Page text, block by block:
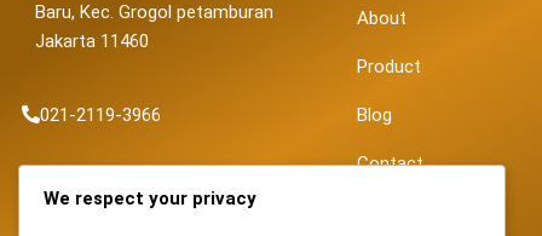
Baru, Kec. Grogol petamburan
Jakarta 11460
021-2119-3966
sales@fortunapancaransakti.com
About
Product
Blog
Contact
We respect your privacy